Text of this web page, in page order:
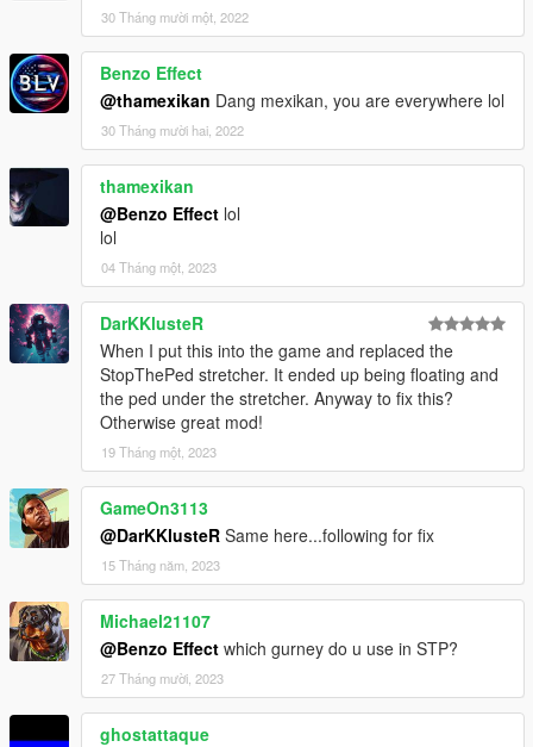
30 Tháng mười một, 2022
Benzo Effect
@thamexikan Dang mexikan, you are everywhere lol
30 Tháng mười hai, 2022
thamexikan
@Benzo Effect lol
lol
04 Tháng một, 2023
DarKKlusteR
When I put this into the game and replaced the
StopThePed stretcher. It ended up being floating and
the ped under the stretcher. Anyway to fix this?
Otherwise great mod!
19 Tháng một, 2023
GameOn3113
@DarKKlusteR Same here...following for fix
15 Tháng năm, 2023
Michael21107
@Benzo Effect which gurney do u use in STP?
27 Tháng mười, 2023
ghostattaque